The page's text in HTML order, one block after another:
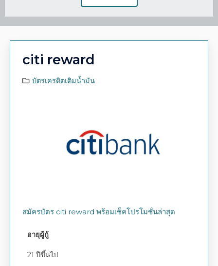
citi reward
บัตรเครดิตเติมน้ำมัน
สมัครบัตร citi reward พร้อมเช็คโปรโมชั่นล่าสุด
อายุผู้กู้
21 ปีขึ้นไป